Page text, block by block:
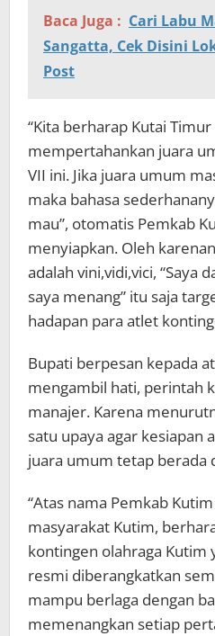
Baca Juga : Cari Labu
Sangatta, Cek Disini
Post
“Kita berharap Kutai
mempertahankan juara
VII ini. Jika juara umum
maka bahasa
mau”, otomatis Pemkab
menyiapkan. Oleh
adalah vini,vidi,vici, “Saya
saya menang” itu saja
hadapan para atlet
Bupati berpesan kepada
mengambil hati, perintah
manajer. Karena
satu upaya agar kesiapan
juara umum tetap berada
“Atas nama Pemkab
masyarakat Kutim,
kontingen olahraga Kutim
resmi diberangkatkan
mampu berlaga dengan
memenangkan setiap